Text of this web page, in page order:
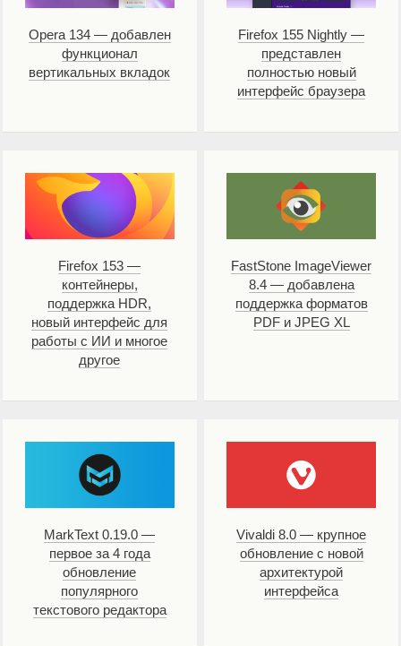
Opera 134 — добавлен
функционал
вертикальных вкладок
Firefox 155 Nightly —
представлен
полностью новый
интерфейс браузера
Firefox 153 —
контейнеры,
поддержка HDR,
новый интерфейс для
работы с ИИ и многое
другое
FastStone ImageViewer
8.4 — добавлена
поддержка форматов
PDF и JPEG XL
MarkText 0.19.0 —
первое за 4 года
обновление
популярного
текстового редактора
Vivaldi 8.0 — крупное
обновление с новой
архитектурой
интерфейса